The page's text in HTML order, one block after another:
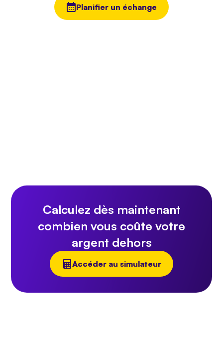
Planifier un échange
Calculez dès maintenant
combien vous coûte votre
argent dehors
Accéder au simulateur